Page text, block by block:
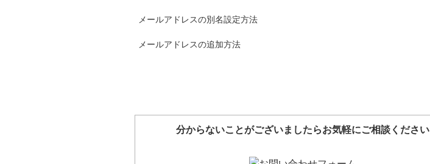
メールアドレスの別名設定方法
メールアドレスの追加方法
分からないことがございましたらお気軽にご相談ください